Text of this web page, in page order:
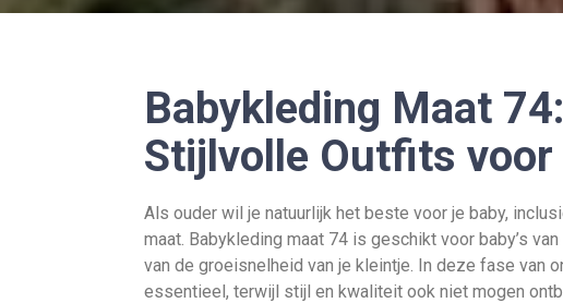
Babykleding Maat
Stijlvolle Outfits
Als ouder wil je natuurlijk het beste voor je baby,
maat. Babykleding maat 74 is geschikt voor baby’s
van de groeisnelheid van je kleintje. In deze fase van
essentieel, terwijl stijl en kwaliteit ook niet mogen